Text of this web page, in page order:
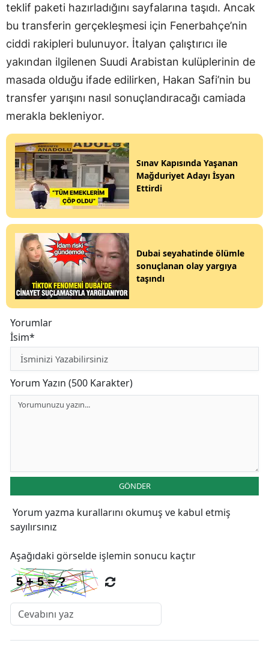
teklif paketi hazırladığını sayfalarına taşıdı. Ancak
bu transferin gerçekleşmesi için Fenerbahçe’nin
ciddi rakipleri bulunuyor. İtalyan çalıştırıcı ile
yakından ilgilenen Suudi Arabistan kulüplerinin de
masada olduğu ifade edilirken, Hakan Safi’nin bu
transfer yarışını nasıl sonuçlandıracağı camiada
merakla bekleniyor.
Sınav Kapısında Yaşanan
Mağduriyet Adayı İsyan
Ettirdi
Dubai seyahatinde ölümle
sonuçlanan olay yargıya
taşındı
Yorumlar
İsim*
Yorum Yazın (500 Karakter)
GÖNDER
Yorum yazma kurallarını okumuş ve kabul etmiş
sayılırsınız
Aşağıdaki görselde işlemin sonucu kaçtır